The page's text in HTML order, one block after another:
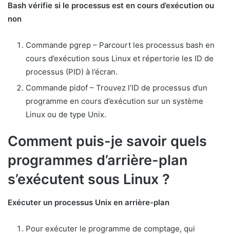
Bash vérifie si le processus est en cours d’exécution ou
non
Commande pgrep – Parcourt les processus bash en
cours d’exécution sous Linux et répertorie les ID de
processus (PID) à l’écran.
Commande pidof – Trouvez l’ID de processus d’un
programme en cours d’exécution sur un système
Linux ou de type Unix.
Comment puis-je savoir quels
programmes d’arrière-plan
s’exécutent sous Linux ?
Exécuter un processus Unix en arrière-plan
Pour exécuter le programme de comptage, qui